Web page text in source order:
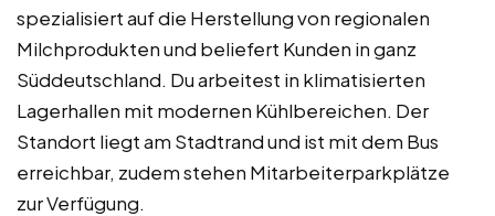
spezialisiert auf die Herstellung von regionalen
Milchprodukten und beliefert Kunden in ganz
Süddeutschland. Du arbeitest in klimatisierten
Lagerhallen mit modernen Kühlbereichen. Der
Standort liegt am Stadtrand und ist mit dem Bus
erreichbar, zudem stehen Mitarbeiterparkplätze
zur Verfügung.